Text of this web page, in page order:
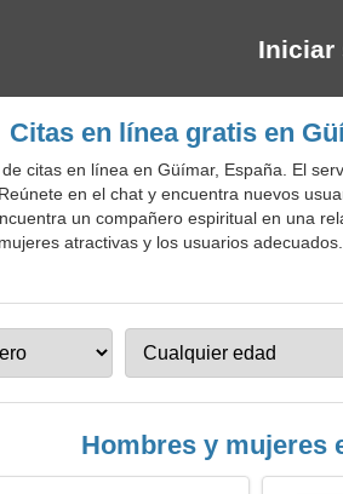
Iniciar
Citas en línea gratis en
citas en línea en Güímar, España. El
en el chat y encuentra nuevos
un compañero espiritual en una
atractivas y los usuarios
Hombres y mujeres